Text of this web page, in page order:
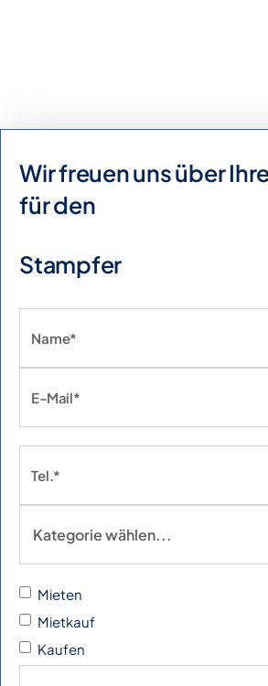
Wir freuen uns über
für den
Stampfer
Mieten
Mietkauf
Kaufen